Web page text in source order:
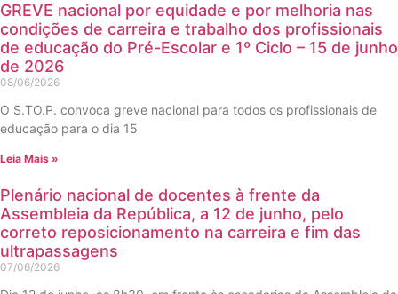
GREVE nacional por equidade e por melhoria nas
condições de carreira e trabalho dos profissionais
de educação do Pré-Escolar e 1º Ciclo – 15 de junho
de 2026
08/06/2026
O S.TO.P. convoca greve nacional para todos os profissionais de
educação para o dia 15
Leia Mais »
Plenário nacional de docentes à frente da
Assembleia da República, a 12 de junho, pelo
correto reposicionamento na carreira e fim das
ultrapassagens
07/06/2026